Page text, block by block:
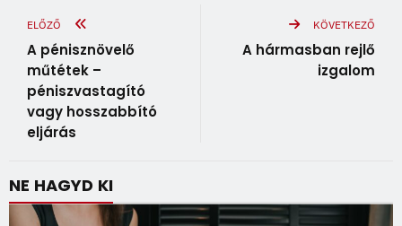
ELŐZŐ
A pénisznövelő
műtétek –
péniszvastagító
vagy hosszabbító
eljárás
KÖVETKEZŐ
A hármasban rejlő
izgalom
NE HAGYD KI